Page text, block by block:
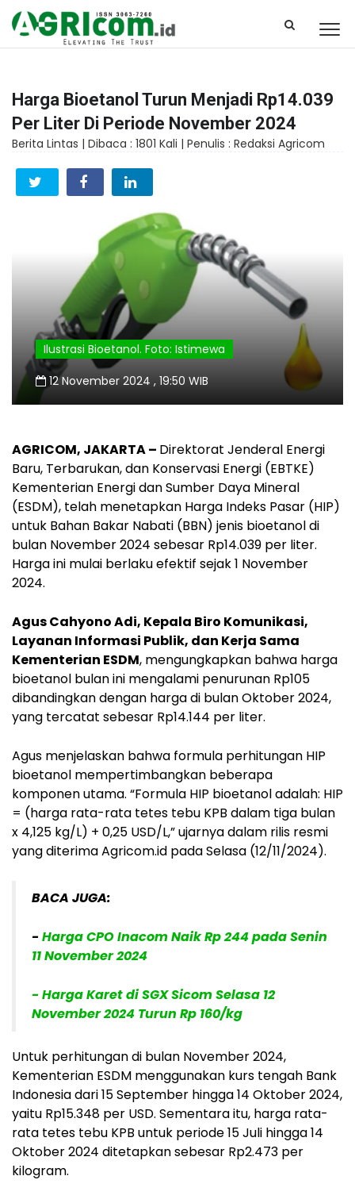
Harga Bioetanol Turun Menjadi Rp14.039
Per Liter Di Periode November 2024
Berita Lintas | Dibaca : 1801 Kali | Penulis : Redaksi Agricom
Ilustrasi Bioetanol. Foto: Istimewa
12 November 2024 , 19:50 WIB
AGRICOM, JAKARTA – Direktorat Jenderal Energi
Baru, Terbarukan, dan Konservasi Energi (EBTKE)
Kementerian Energi dan Sumber Daya Mineral
(ESDM), telah menetapkan Harga Indeks Pasar (HIP)
untuk Bahan Bakar Nabati (BBN) jenis bioetanol di
bulan November 2024 sebesar Rp14.039 per liter.
Harga ini mulai berlaku efektif sejak 1 November
2024.
Agus Cahyono Adi, Kepala Biro Komunikasi,
Layanan Informasi Publik, dan Kerja Sama
Kementerian ESDM, mengungkapkan bahwa harga
bioetanol bulan ini mengalami penurunan Rp105
dibandingkan dengan harga di bulan Oktober 2024,
yang tercatat sebesar Rp14.144 per liter.
Agus menjelaskan bahwa formula perhitungan HIP
bioetanol mempertimbangkan beberapa
komponen utama. “Formula HIP bioetanol adalah: HIP
= (harga rata-rata tetes tebu KPB dalam tiga bulan
x 4,125 kg/L) + 0,25 USD/L,” ujarnya dalam rilis resmi
yang diterima Agricom.id pada Selasa (12/11/2024).
BACA JUGA:
-Harga CPO Inacom Naik Rp 244 pada Senin
11 November 2024
- Harga Karet di SGX Sicom Selasa 12
November 2024 Turun Rp 160/kg
Untuk perhitungan di bulan November 2024,
Kementerian ESDM menggunakan kurs tengah Bank
Indonesia dari 15 September hingga 14 Oktober 2024,
yaitu Rp15.348 per USD. Sementara itu, harga rata-
rata tetes tebu KPB untuk periode 15 Juli hingga 14
Oktober 2024 ditetapkan sebesar Rp2.473 per
kilogram.